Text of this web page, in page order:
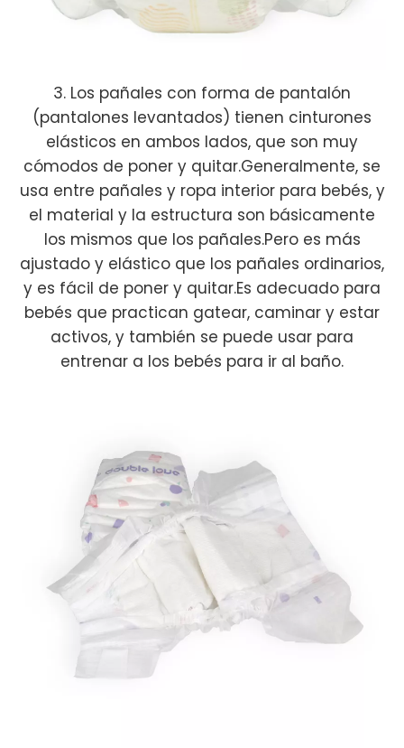
3. Los pañales con forma de pantalón
(pantalones levantados) tienen cinturones
elásticos en ambos lados, que son muy
cómodos de poner y quitar.Generalmente, se
usa entre pañales y ropa interior para bebés, y
el material y la estructura son básicamente
los mismos que los pañales.Pero es más
ajustado y elástico que los pañales ordinarios,
y es fácil de poner y quitar.Es adecuado para
bebés que practican gatear, caminar y estar
activos, y también se puede usar para
entrenar a los bebés para ir al baño.